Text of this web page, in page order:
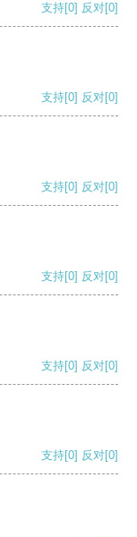
支持[0] 反对[0]
支持[0] 反对[0]
支持[0] 反对[0]
支持[0] 反对[0]
支持[0] 反对[0]
支持[0] 反对[0]